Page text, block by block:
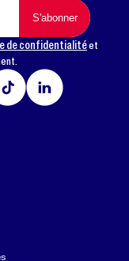
de confidentialitéet